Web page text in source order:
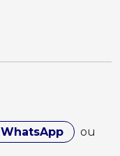
WhatsApp
ou